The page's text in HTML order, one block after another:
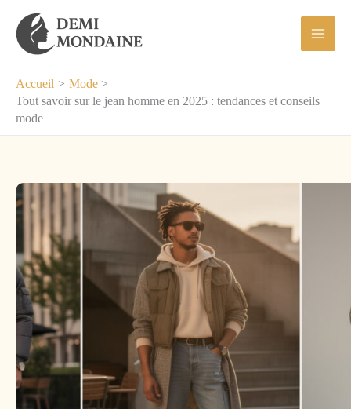
contenu
Accueil
Mode
Tout savoir sur le jean homme en 2025 : tendances et conseils
mode